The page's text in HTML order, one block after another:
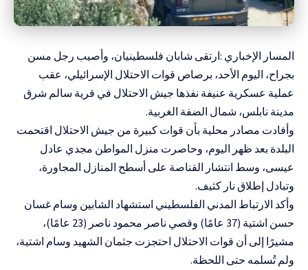
المسار الإخباري :ارتقى شابان فلسطينيان، وأصيب رجل مسن
بجراح، اليوم الأحد، برصاص قوات الاحتلال الإسرائيلي، عقب
عملية عسكرية عنيفة نفذها جيش الاحتلال في قرية سالم شرق
مدينة نابلس، شمال الضفة الغربية.
وأفادت مصادر محلية بأن قوات كبيرة من جيش الاحتلال اقتحمت
البلدة بعد ظهر اليوم، وحاصرت منزل المواطن مجدي عادل
عيسى، وسط انتشار القناصة على أسطح المنازل المجاورة،
وتبادل إطلاق نار كثيف.
وأكد الارتباط المدني الفلسطيني استشهاد الشابين وسام غسان
حسن اشتية (37 عامًا) وقصي ناصر محمود ناصر (23 عامًا)،
مشيرًا إلى أن قوات الاحتلال احتجزت جثمان الشهيد وسام اشتية،
ولم تُسلمه حتى اللحظة.